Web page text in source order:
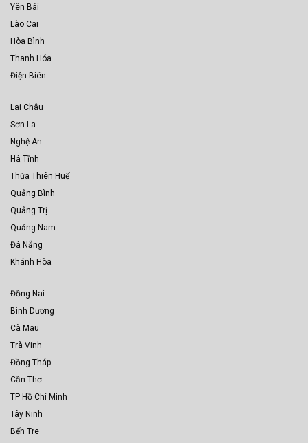
Yên Bái
Lào Cai
Hòa Bình
Thanh Hóa
Điện Biên
Lai Châu
Sơn La
Nghệ An
Hà Tĩnh
Thừa Thiên Huế
Quảng Bình
Quảng Trị
Quảng Nam
Đà Nẵng
Khánh Hòa
Đồng Nai
Bình Dương
Cà Mau
Trà Vinh
Đồng Tháp
Cần Thơ
TP Hồ Chí Minh
Tây Ninh
Bến Tre